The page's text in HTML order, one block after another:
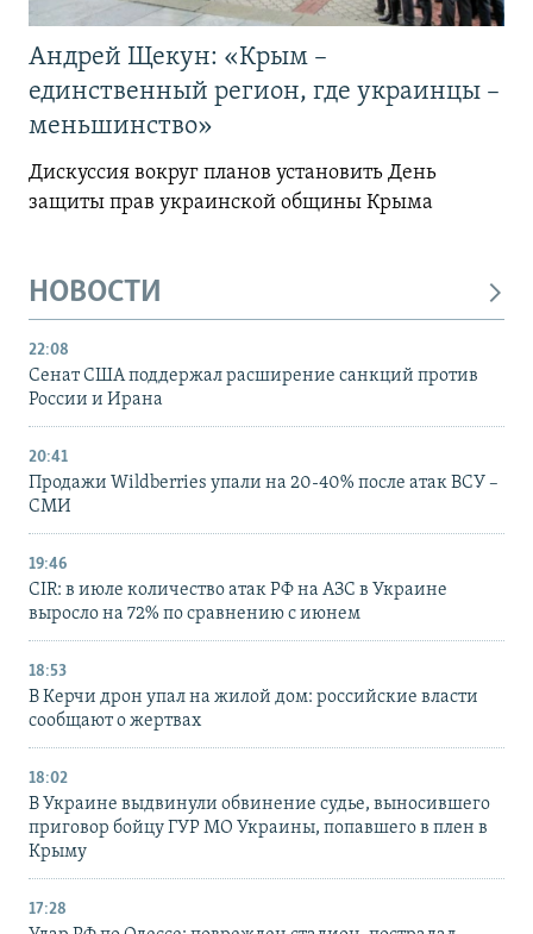
Андрей Щекун: «Крым –
единственный регион, где украинцы –
меньшинство»
Дискуссия вокруг планов установить День
защиты прав украинской общины Крыма
НОВОСТИ
22:08
Сенат США поддержал расширение санкций против
России и Ирана
20:41
Продажи Wildberries упали на 20-40% после атак ВСУ –
СМИ
19:46
CIR: в июле количество атак РФ на АЗС в Украине
выросло на 72% по сравнению с июнем
18:53
В Керчи дрон упал на жилой дом: российские власти
сообщают о жертвах
18:02
В Украине выдвинули обвинение судье, выносившего
приговор бойцу ГУР МО Украины, попавшего в плен в
Крыму
17:28